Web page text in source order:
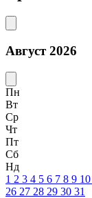
Август 2026
Пн
Вт
Ср
Чт
Пт
Сб
Нд
1 2 3 4 5 6 7 8 9 10
26 27 28 29 30 31